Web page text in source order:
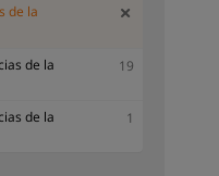
de la
de la
19
de la
1